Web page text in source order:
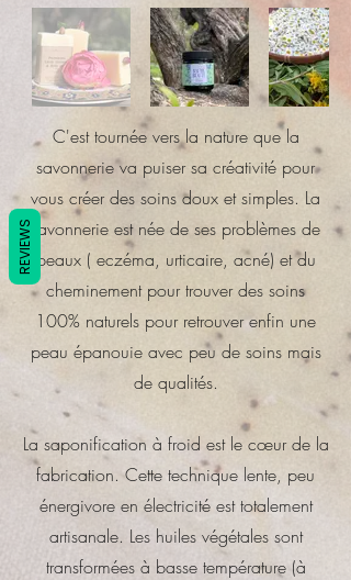
C'est tournée vers la nature que la
savonnerie va puiser sa créativité pour
vous créer des soins doux et simples. La
savonnerie est née de ses problèmes de
peaux ( eczéma, urticaire, acné) et du
cheminement pour trouver des soins
100% naturels pour retrouver enfin une
peau épanouie avec peu de soins mais
de qualités.
La saponification à froid est le cœur de la
fabrication. Cette technique lente, peu
énergivore en électricité est totalement
artisanale. Les huiles végétales sont
transformées à basse température (à
REVIEWS